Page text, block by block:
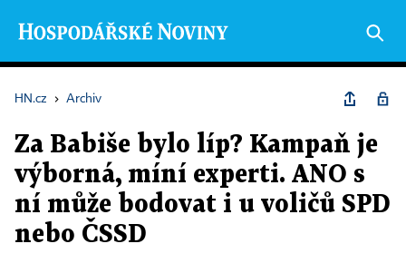
HN.cz › Archiv
Za Babiše bylo líp? Kampaň je
výborná, míní experti. ANO s
ní může bodovat i u voličů SPD
nebo ČSSD